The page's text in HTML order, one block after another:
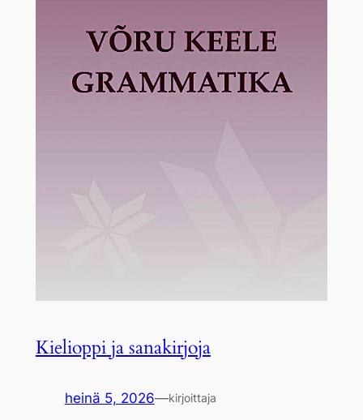
Kielioppi ja sanakirjoja
heinä 5, 2026—kirjoittaja